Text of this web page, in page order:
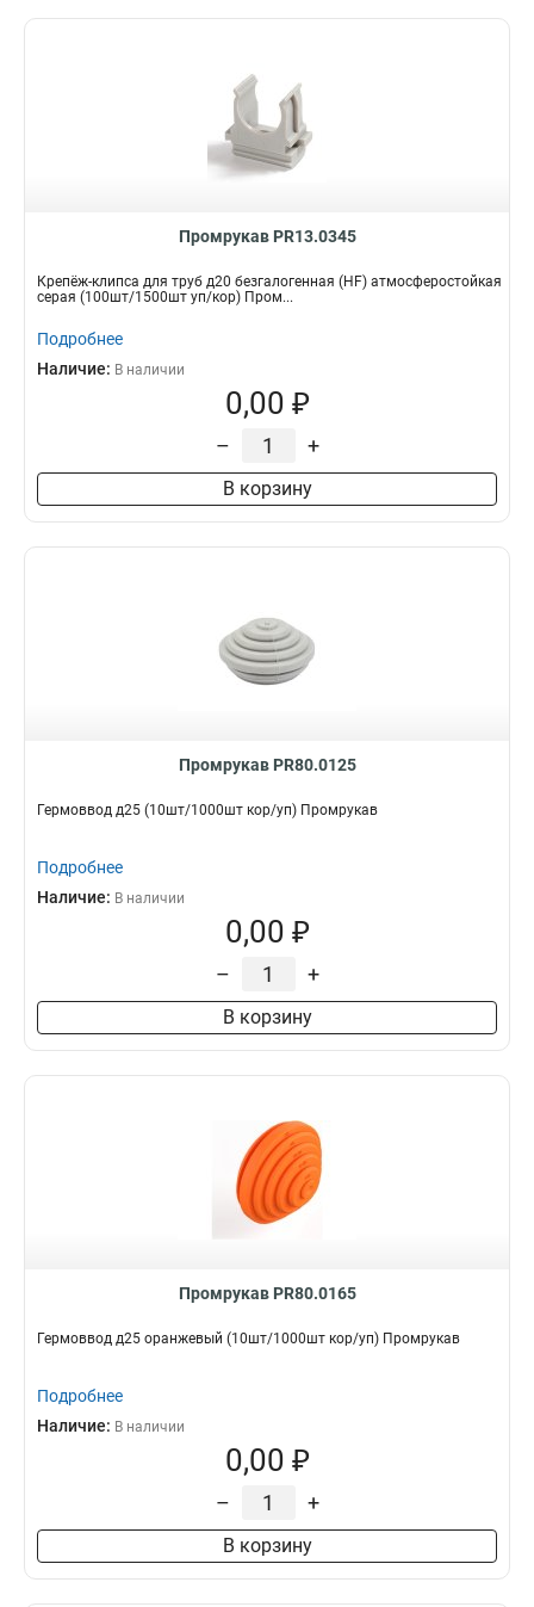
Промрукав PR13.0345
Крепёж-клипса для труб д20 безгалогенная (HF) атмосферостойкая
серая (100шт/1500шт уп/кор) Пром...
Подробнее
Наличие: В наличии
0,00 ₽
– +
В корзину
Промрукав PR80.0125
Гермоввод д25 (10шт/1000шт кор/уп) Промрукав
Подробнее
Наличие: В наличии
0,00 ₽
– +
В корзину
Промрукав PR80.0165
Гермоввод д25 оранжевый (10шт/1000шт кор/уп) Промрукав
Подробнее
Наличие: В наличии
0,00 ₽
– +
В корзину